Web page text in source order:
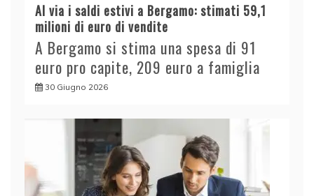
Al via i saldi estivi a Bergamo: stimati 59,1
milioni di euro di vendite
A Bergamo si stima una spesa di 91
euro pro capite, 209 euro a famiglia
30 Giugno 2026